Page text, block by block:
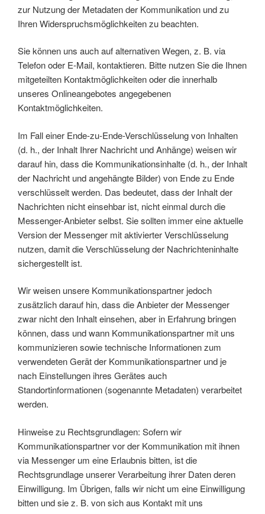
zur Nutzung der Metadaten der Kommunikation und zu
Ihren Widerspruchsmöglichkeiten zu beachten.
Sie können uns auch auf alternativen Wegen, z. B. via
Telefon oder E-Mail, kontaktieren. Bitte nutzen Sie die Ihnen
mitgeteilten Kontaktmöglichkeiten oder die innerhalb
unseres Onlineangebotes angegebenen
Kontaktmöglichkeiten.
Im Fall einer Ende-zu-Ende-Verschlüsselung von Inhalten
(d. h., der Inhalt Ihrer Nachricht und Anhänge) weisen wir
darauf hin, dass die Kommunikationsinhalte (d. h., der Inhalt
der Nachricht und angehängte Bilder) von Ende zu Ende
verschlüsselt werden. Das bedeutet, dass der Inhalt der
Nachrichten nicht einsehbar ist, nicht einmal durch die
Messenger-Anbieter selbst. Sie sollten immer eine aktuelle
Version der Messenger mit aktivierter Verschlüsselung
nutzen, damit die Verschlüsselung der Nachrichteninhalte
sichergestellt ist.
Wir weisen unsere Kommunikationspartner jedoch
zusätzlich darauf hin, dass die Anbieter der Messenger
zwar nicht den Inhalt einsehen, aber in Erfahrung bringen
können, dass und wann Kommunikationspartner mit uns
kommunizieren sowie technische Informationen zum
verwendeten Gerät der Kommunikationspartner und je
nach Einstellungen ihres Gerätes auch
Standortinformationen (sogenannte Metadaten) verarbeitet
werden.
Hinweise zu Rechtsgrundlagen: Sofern wir
Kommunikationspartner vor der Kommunikation mit ihnen
via Messenger um eine Erlaubnis bitten, ist die
Rechtsgrundlage unserer Verarbeitung ihrer Daten deren
Einwilligung. Im Übrigen, falls wir nicht um eine Einwilligung
bitten und sie z. B. von sich aus Kontakt mit uns